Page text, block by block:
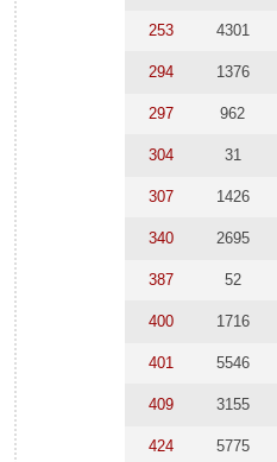
253 4301
294 1376
297 962
304 31
307 1426
340 2695
387 52
400 1716
401 5546
409 3155
424 5775